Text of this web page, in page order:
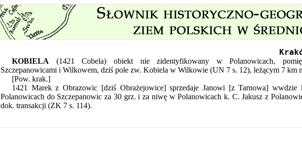
KOBIELA
(1421 Cobela) obiekt nie zidentyfikowany w Polanowicach,
Szczepanowicami i Wilkowem, dziś pole zw. Kobiela w Wilkowie (UN 7 s. 12), leżącym 7 km
[Pow. krak.]
1421 Marek z Obrazowic [dziś Obrażejowice] sprzedaje Janowi [z Tarnowa]
Polanowicach do Szczepanowic za 30 grz. i za niwę w Polanowicach k. C. Jakusz z
dok. transakcji (ZK 7 s. 114).